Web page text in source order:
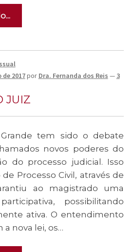
de 2017por Dra. Fernanda dos Reis — 3
JUIZ
Grande tem sido o debate
novos poderes do
do processo judicial. Isso
Processo Civil, através de
ao magistrado uma
possibilitando
ativa. O entendimento
a nova lei, os…